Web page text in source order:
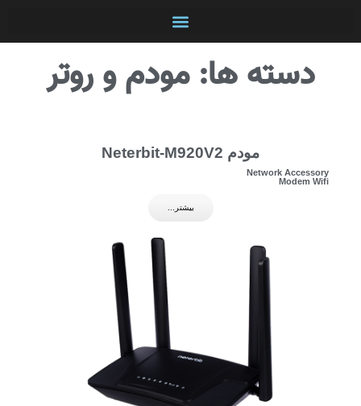
دسته ها: مودم و روتر
مودم Neterbit-M920V2
Network Accessory
Modem Wifi
بیشتر...